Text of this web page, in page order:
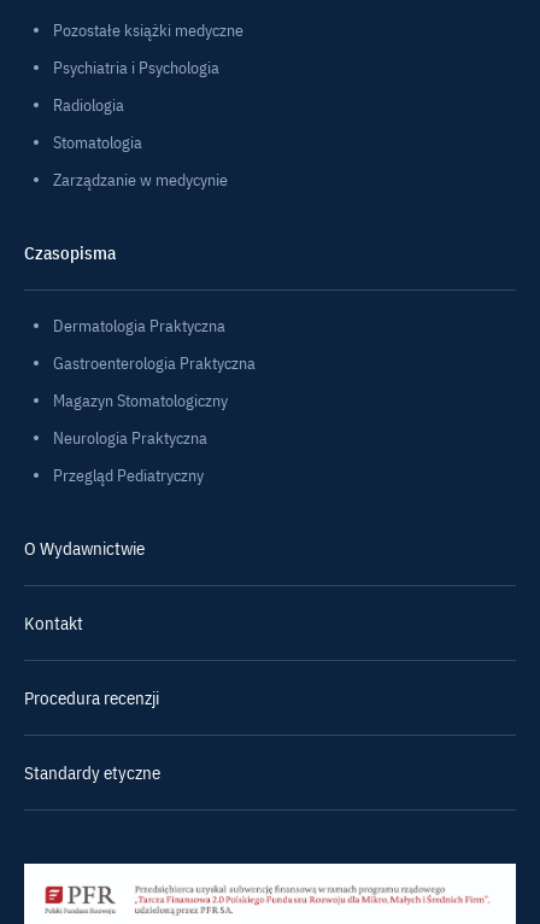
Pozostałe książki medyczne
Psychiatria i Psychologia
Radiologia
Stomatologia
Zarządzanie w medycynie
Czasopisma
Dermatologia Praktyczna
Gastroenterologia Praktyczna
Magazyn Stomatologiczny
Neurologia Praktyczna
Przegląd Pediatryczny
O Wydawnictwie
Kontakt
Procedura recenzji
Standardy etyczne